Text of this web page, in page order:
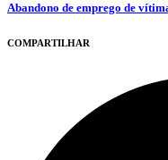
Abandono de emprego de
COMPARTILHAR